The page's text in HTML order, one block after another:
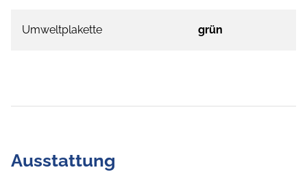
Umweltplakette grün
Ausstattung